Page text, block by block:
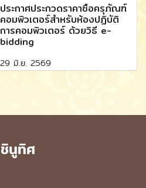
ประกาศประกวดราคาซื้อครุภัณฑ์
คอมพิวเตอร์สำหรับห้องปฏิบัติ
การคอมพิวเตอร์ ด้วยวิธี e-
bidding
29 มิ.ย. 2569
นูทิศ